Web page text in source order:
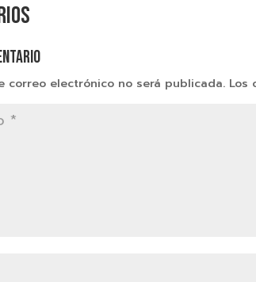
correo electrónico no será publicada. Los